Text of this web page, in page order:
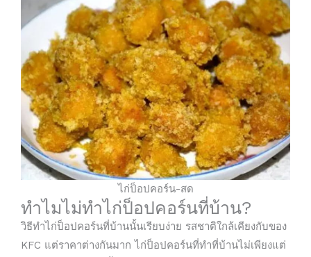
ไก่ป็อปคอร์น-สด
ทำไมไม่ทำไก่ป็อปคอร์นที่บ้าน?
วิธีทำไก่ป็อปคอร์นที่บ้านนั้นเรียบง่าย รสชาติใกล้เคียงกับของ
KFC แต่ราคาต่างกันมาก ไก่ป็อปคอร์นที่ทำที่บ้านไม่เพียงแต่